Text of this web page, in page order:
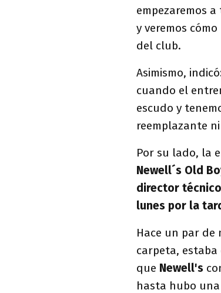
empezaremos
y veremos
del club.
Asimismo,
cuando el
escudo y
reemplazante
Por su lado, la
Newell´s Old
director
lunes por la
Hace un par de
carpeta, estaba
que Newell's
hasta hubo